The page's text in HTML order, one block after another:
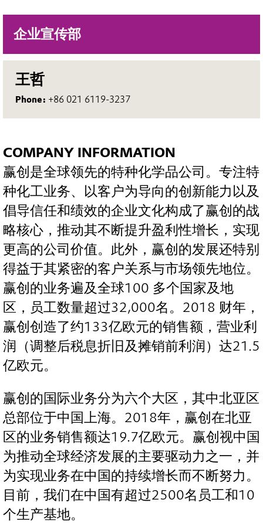
企业宣传部
王哲
Phone: +86 021 6119-3237
COMPANY INFORMATION
赢创是全球领先的特种化学品公司。专注特
种化工业务、以客户为导向的创新能力以及
倡导信任和绩效的企业文化构成了赢创的战
略核心，推动其不断提升盈利性增长，实现
更高的公司价值。此外，赢创的发展还特别
得益于其紧密的客户关系与市场领先地位。
赢创的业务遍及全球100 多个国家及地
区，员工数量超过32,000名。2018 财年，
赢创创造了约133亿欧元的销售额，营业利
润（调整后税息折旧及摊销前利润）达21.5
亿欧元。
赢创的国际业务分为六个大区，其中北亚区
总部位于中国上海。2018年，赢创在北亚
区的业务销售额达19.7亿欧元。赢创视中国
为推动全球经济发展的主要驱动力之一，并
为实现业务在中国的持续增长而不断努力。
目前，我们在中国有超过2500名员工和10
个生产基地。